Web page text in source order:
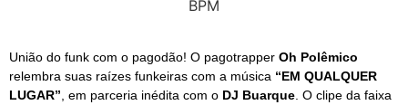
União do funk com o pagodão! O pagotrapper Oh Polêmico
relembra suas raízes funkeiras com a música “EM QUALQUER
LUGAR” , em parceria inédita com o DJ Buarque . O clipe da faixa